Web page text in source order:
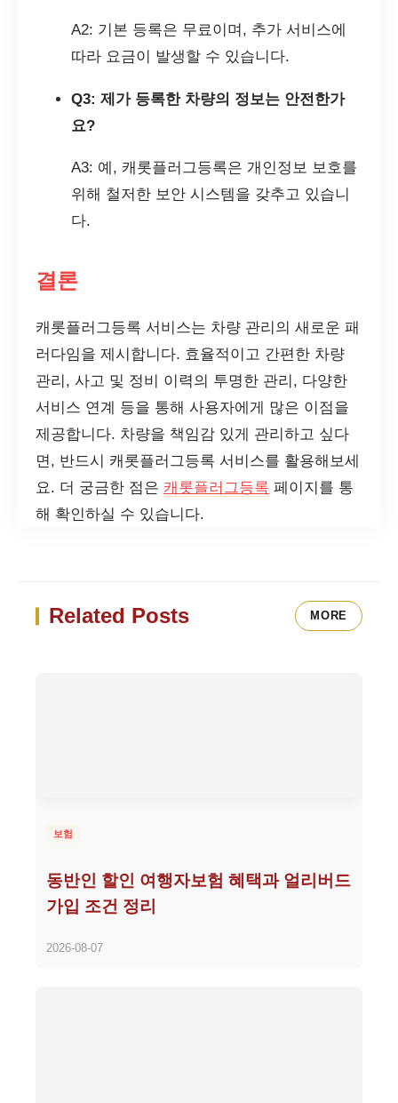
A2: 기본 등록은 무료이며, 추가 서비스에
따라 요금이 발생할 수 있습니다.
Q3: 제가 등록한 차량의 정보는 안전한가
요?
A3: 예, 캐롯플러그등록은 개인정보 보호를
위해 철저한 보안 시스템을 갖추고 있습니
다.
결론
캐롯플러그등록 서비스는 차량 관리의 새로운 패
러다임을 제시합니다. 효율적이고 간편한 차량
관리, 사고 및 정비 이력의 투명한 관리, 다양한
서비스 연계 등을 통해 사용자에게 많은 이점을
제공합니다. 차량을 책임감 있게 관리하고 싶다
면, 반드시 캐롯플러그등록 서비스를 활용해보세
요. 더 궁금한 점은 캐롯플러그등록 페이지를 통
해 확인하실 수 있습니다.
Related Posts MORE
보험
동반인 할인 여행자보험 혜택과 얼리버드
가입 조건 정리
2026-08-07